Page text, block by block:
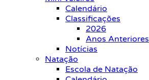
Calendário
Classificações
2026
Anos Anteriores
Notícias
Natação
Escola de Natação